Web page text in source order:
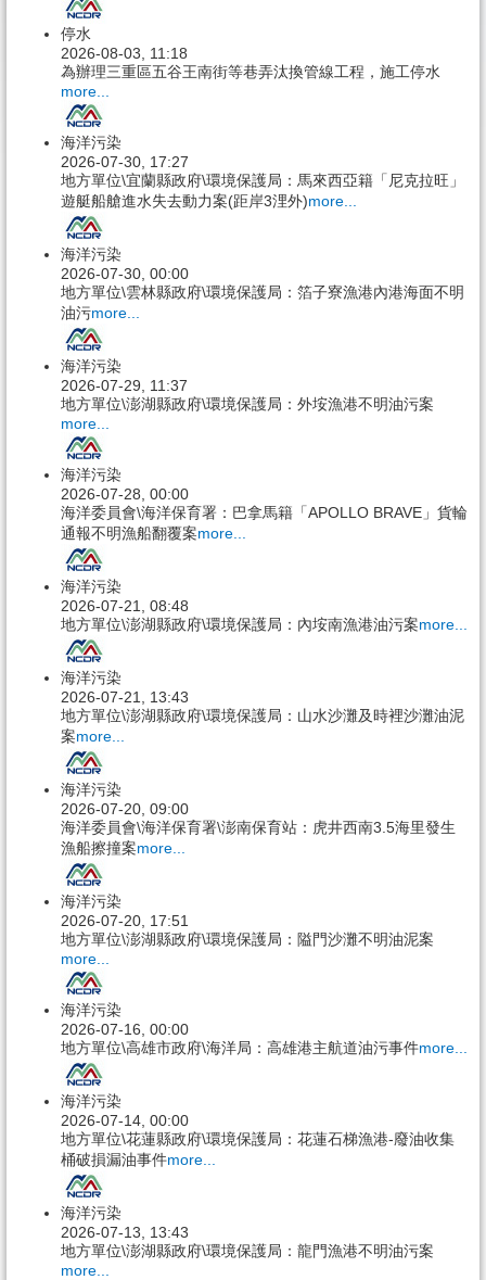
停水
2026-08-03, 11:18
為辦理三重區五谷王南街等巷弄汰換管線工程，施工停水
more...
海洋污染
2026-07-30, 17:27
地方單位\宜蘭縣政府\環境保護局：馬來西亞籍「尼克拉旺」
遊艇船艙進水失去動力案(距岸3浬外)more...
海洋污染
2026-07-30, 00:00
地方單位\雲林縣政府\環境保護局：箔子寮漁港內港海面不明
油污more...
海洋污染
2026-07-29, 11:37
地方單位\澎湖縣政府\環境保護局：外垵漁港不明油污案
more...
海洋污染
2026-07-28, 00:00
海洋委員會\海洋保育署：巴拿馬籍「APOLLO BRAVE」貨輪
通報不明漁船翻覆案more...
海洋污染
2026-07-21, 08:48
地方單位\澎湖縣政府\環境保護局：內垵南漁港油污案more...
海洋污染
2026-07-21, 13:43
地方單位\澎湖縣政府\環境保護局：山水沙灘及時裡沙灘油泥
案more...
海洋污染
2026-07-20, 09:00
海洋委員會\海洋保育署\澎南保育站：虎井西南3.5海里發生
漁船擦撞案more...
海洋污染
2026-07-20, 17:51
地方單位\澎湖縣政府\環境保護局：隘門沙灘不明油泥案
more...
海洋污染
2026-07-16, 00:00
地方單位\高雄市政府\海洋局：高雄港主航道油污事件more...
海洋污染
2026-07-14, 00:00
地方單位\花蓮縣政府\環境保護局：花蓮石梯漁港-廢油收集
桶破損漏油事件more...
海洋污染
2026-07-13, 13:43
地方單位\澎湖縣政府\環境保護局：龍門漁港不明油污案
more...